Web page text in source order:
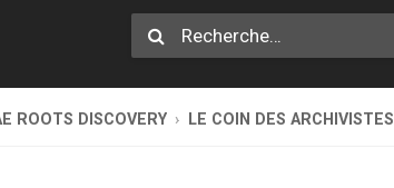
ROOTS DISCOVERY LE COIN DES ARCHIVISTES